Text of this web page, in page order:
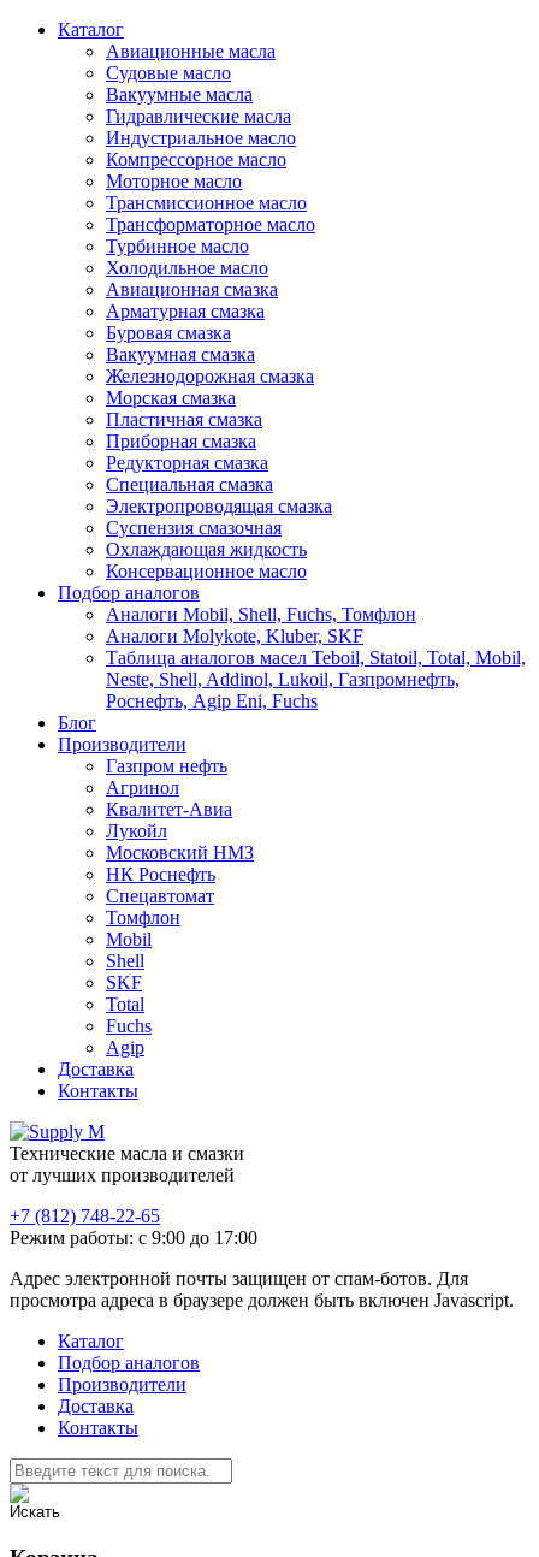
Каталог
Авиационные масла
Судовые масло
Вакуумные масла
Гидравлические масла
Индустриальное масло
Компрессорное масло
Моторное масло
Трансмиссионное масло
Трансформаторное масло
Турбинное масло
Холодильное масло
Авиационная смазка
Арматурная смазка
Буровая смазка
Вакуумная смазка
Железнодорожная смазка
Морская смазка
Пластичная смазка
Приборная смазка
Редукторная смазка
Специальная смазка
Электропроводящая смазка
Суспензия смазочная
Охлаждающая жидкость
Консервационное масло
Подбор аналогов
Аналоги Mobil, Shell, Fuchs, Томфлон
Аналоги Molykote, Kluber, SKF
Таблица аналогов масел Teboil, Statoil, Total, Mobil,
Neste, Shell, Addinol, Lukoil, Газпромнефть,
Роснефть, Agip Eni, Fuchs
Блог
Производители
Газпром нефть
Агринол
Квалитет-Авиа
Лукойл
Московский НМЗ
НК Роснефть
Спецавтомат
Томфлон
Mobil
Shell
SKF
Total
Fuchs
Agip
Доставка
Контакты
Технические масла и смазки
от лучших производителей
+7 (812) 748-22-65
Режим работы: с 9:00 до 17:00
Адрес электронной почты защищен от спам-ботов. Для
просмотра адреса в браузере должен быть включен Javascript.
Каталог
Подбор аналогов
Производители
Доставка
Контакты